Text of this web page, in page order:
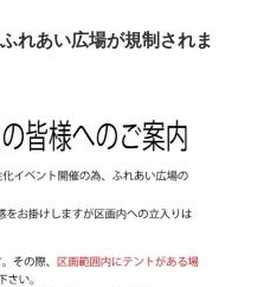
れあい広場が規制されま